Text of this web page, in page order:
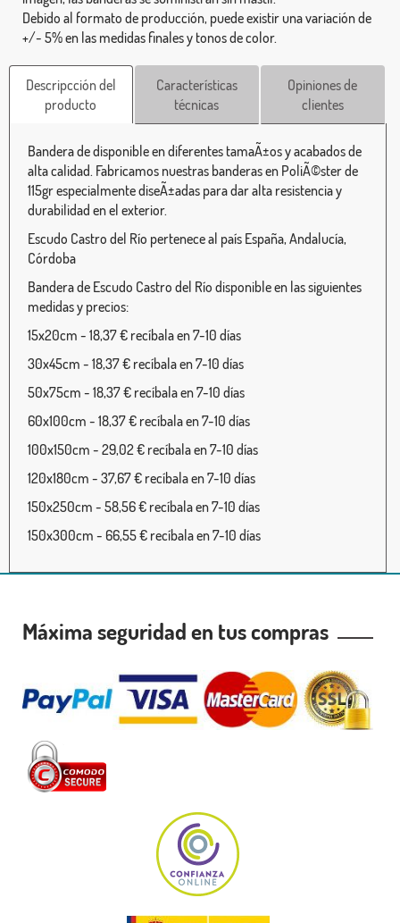
Debido al formato de producción, puede existir una variación de
+/- 5% en las medidas finales y tonos de color.
Descripcción del
producto
Características
técnicas
Opiniones de
clientes
Bandera de disponible en diferentes tamaÃ±os y acabados de
alta calidad. Fabricamos nuestras banderas en PoliÃ©ster de
115gr especialmente diseÃ±adas para dar alta resistencia y
durabilidad en el exterior.
Escudo Castro del Río pertenece al país España, Andalucía,
Córdoba
Bandera de Escudo Castro del Río disponible en las siguientes
medidas y precios:
15x20cm - 18,37 € recíbala en 7-10 días
30x45cm - 18,37 € recíbala en 7-10 días
50x75cm - 18,37 € recíbala en 7-10 días
60x100cm - 18,37 € recíbala en 7-10 días
100x150cm - 29,02 € recíbala en 7-10 días
120x180cm - 37,67 € recíbala en 7-10 días
150x250cm - 58,56 € recíbala en 7-10 días
150x300cm - 66,55 € recíbala en 7-10 días
Máxima seguridad en tus compras